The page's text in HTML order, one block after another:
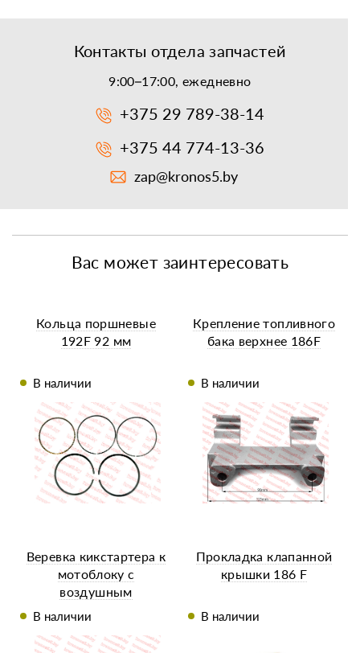
Контакты отдела запчастей
9:00–17:00, ежедневно
+375 29 789-38-14
+375 44 774-13-36
zap@kronos5.by
Вас может заинтересовать
Кольца поршневые
192F 92 мм
В наличии
Крепление топливного
бака верхнее 186F
В наличии
Веревка кикстартера к
мотоблоку с
воздушным
охлаждением 1,2 м.
В наличии
Прокладка клапанной
крышки 186 F
В наличии